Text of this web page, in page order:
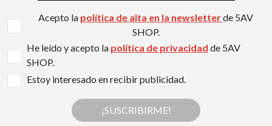
Acepto la política de alta en la newsletterde 5AV
SHOP.
He leído y acepto la política de privacidad de 5AV
SHOP.
Estoy interesado en recibir publicidad.
¡SUSCRIBIRME!